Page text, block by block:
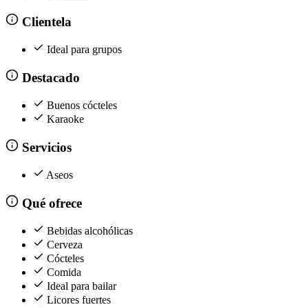
Clientela
Ideal para grupos
Destacado
Buenos cócteles
Karaoke
Servicios
Aseos
Qué ofrece
Bebidas alcohólicas
Cerveza
Cócteles
Comida
Ideal para bailar
Licores fuertes